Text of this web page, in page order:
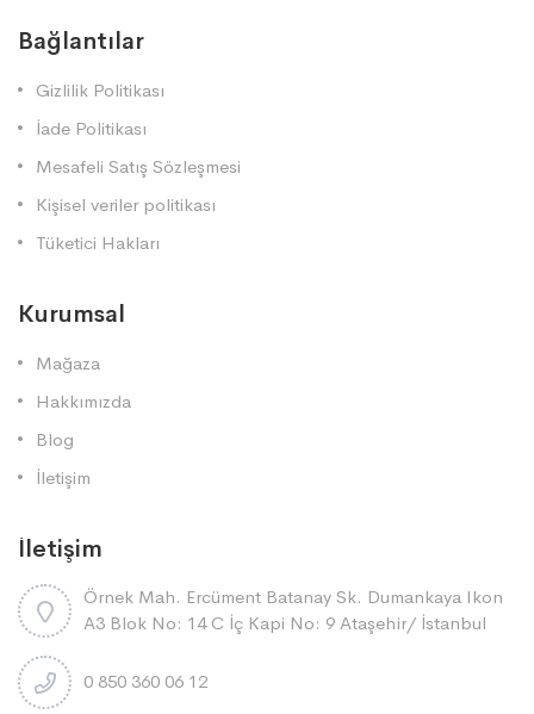
Bağlantılar
Gizlilik Politikası
İade Politikası
Mesafeli Satış Sözleşmesi
Kişisel veriler politikası
Tüketici Hakları
Kurumsal
Mağaza
Hakkımızda
Blog
İletişim
İletişim
Örnek Mah. Ercüment Batanay Sk. Dumankaya Ikon
A3 Blok No: 14 C İç Kapi No: 9 Ataşehi̇r/ İstanbul
0 850 360 06 12